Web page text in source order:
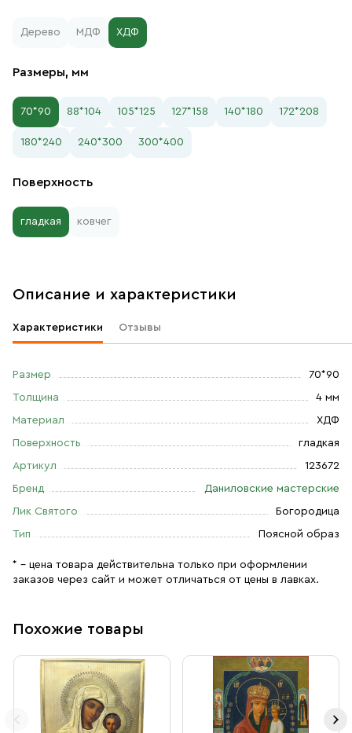
Дерево МДФ ХДФ
Размеры, мм
70*90 88*104 105*125 127*158 140*180 172*208
180*240 240*300 300*400
Поверхность
гладкая ковчег
Описание и характеристики
Характеристики Отзывы
Размер 70*90
Толщина 4 мм
Материал ХДФ
Поверхность гладкая
Артикул 123672
Бренд Даниловские мастерские
Лик Святого Богородица
Тип Поясной образ
* – цена товара действительна только при оформлении
заказов через сайт и может отличаться от цены в лавках.
Похожие товары